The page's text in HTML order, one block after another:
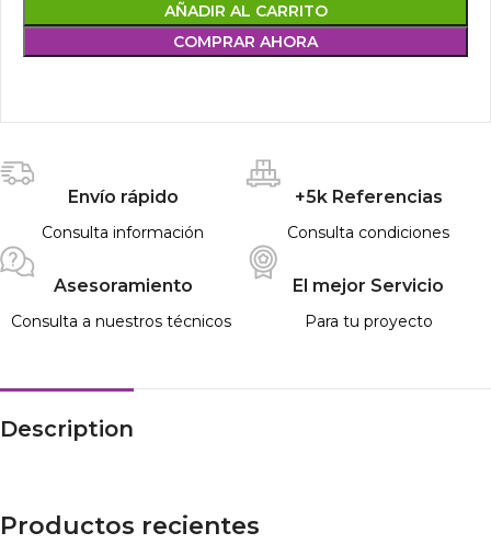
AÑADIR AL CARRITO
COMPRAR AHORA
Envío rápido
Consulta información
+5k Referencias
Consulta condiciones
Asesoramiento
Consulta a nuestros técnicos
El mejor Servicio
Para tu proyecto
Description
Productos recientes